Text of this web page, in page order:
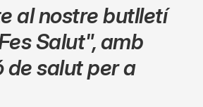
al nostre butlletí
Salut",amb
de salut per a